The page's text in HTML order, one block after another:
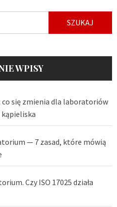
WPISY
co się zmienia dla laboratoriów
kąpieliska
— 7 zasad, które mówią
Czy ISO 17025 działa